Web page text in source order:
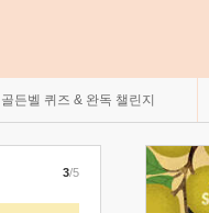
골든벨 퀴즈 & 완독 챌린지
3/5